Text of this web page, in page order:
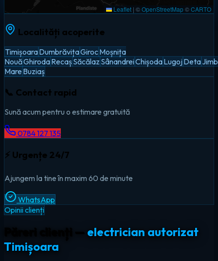
Leaflet | ©OpenStreetMap©CARTO
Localități acoperite
TimișoaraDumbrăvițaGirocMoșnița
NouăGhirodaRecașSăcălaz SânandreiChișodaLugojDeta
Mare Buziaș
📞 Contact rapid
Sună acum pentru o estimare gratuită
0784 127 135
⚡ Urgențe 24/7
Ajungem la tine în maxim 60 de minute
WhatsApp
Opinii clienți
electrician autorizat
Timișoara